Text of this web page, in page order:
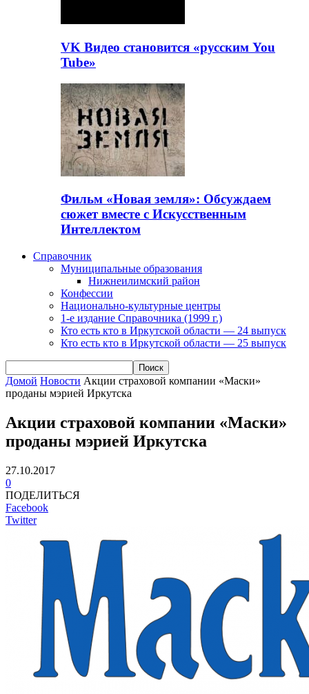
VK Видео становится «русским You
Tube»
Фильм «Новая земля»: Обсуждаем
сюжет вместе с Искусственным
Интеллектом
Справочник
Муниципальные образования
Нижнеилимский район
Конфессии
Национально-культурные центры
1-е издание Справочника (1999 г.)
Кто есть кто в Иркутской области — 24 выпуск
Кто есть кто в Иркутской области — 25 выпуск
Домой Новости Акции страховой компании «Маски»
проданы мэрией Иркутска
Акции страховой компании «Маски»
проданы мэрией Иркутска
27.10.2017
0
ПОДЕЛИТЬСЯ
Facebook
Twitter